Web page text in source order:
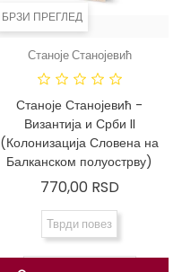
БРЗИ ПРЕГЛЕД
Станоје Станојевић
Станоје Станојевић -
Византија и Срби II
(Колонизација Словена на
Балканском полуострву)
770,00 RSDЦена
Тврди повез